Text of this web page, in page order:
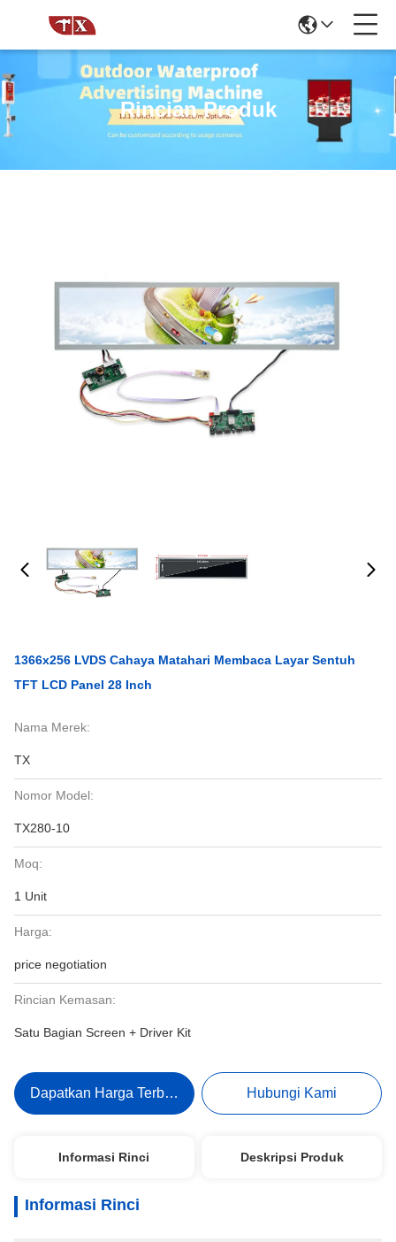
Rincian Produk
1366x256 LVDS Cahaya Matahari Membaca Layar Sentuh
TFT LCD Panel 28 Inch
Nama Merek:
TX
Nomor Model:
TX280-10
Moq:
1 Unit
Harga:
price negotiation
Rincian Kemasan:
Satu Bagian Screen + Driver Kit
Dapatkan Harga Terbaik Hubungi Kami
Informasi Rinci Deskripsi Produk
Informasi Rinci